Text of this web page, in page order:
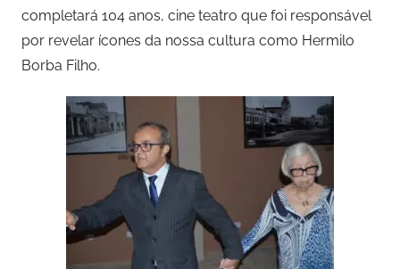
completará 104 anos, cine teatro que foi responsável
por revelar ícones da nossa cultura como Hermilo
Borba Filho.